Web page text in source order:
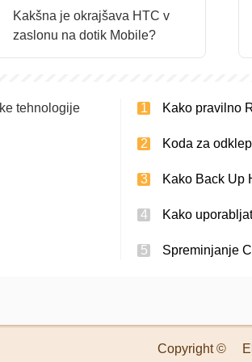
Kakšna je okrajšava HTC v
zaslonu na dotik Mobile?
tehnologije
Kako pravilno
Koda za
Kako Back Up
Kako
Spreminjanje
Copyright ©